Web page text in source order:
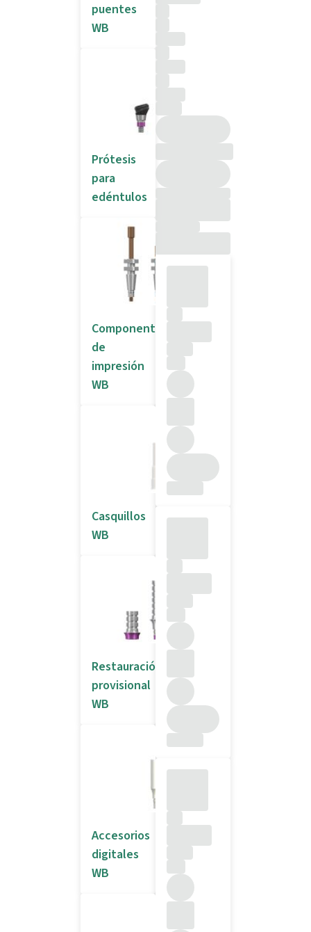
puentes
WB
Prótesis
para
edéntulos
Componentes
de
impresión
WB
Casquillos
WB
Restauración
provisional
WB
Accesorios
digitales
WB